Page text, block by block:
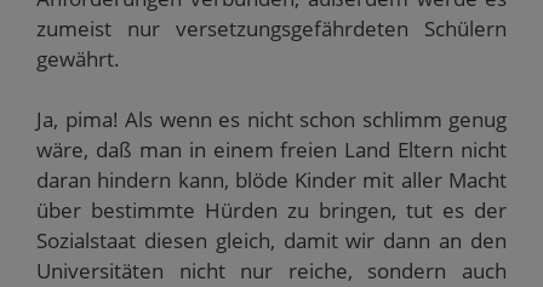
zumeist nur versetzungsgefährdeten Schülern
gewährt.
Ja, pima! Als wenn es nicht schon schlimm genug
wäre, daß man in einem freien Land Eltern nicht
daran hindern kann, blöde Kinder mit aller Macht
über bestimmte Hürden zu bringen, tut es der
Sozialstaat diesen gleich, damit wir dann an den
Universitäten nicht nur reiche, sondern auch